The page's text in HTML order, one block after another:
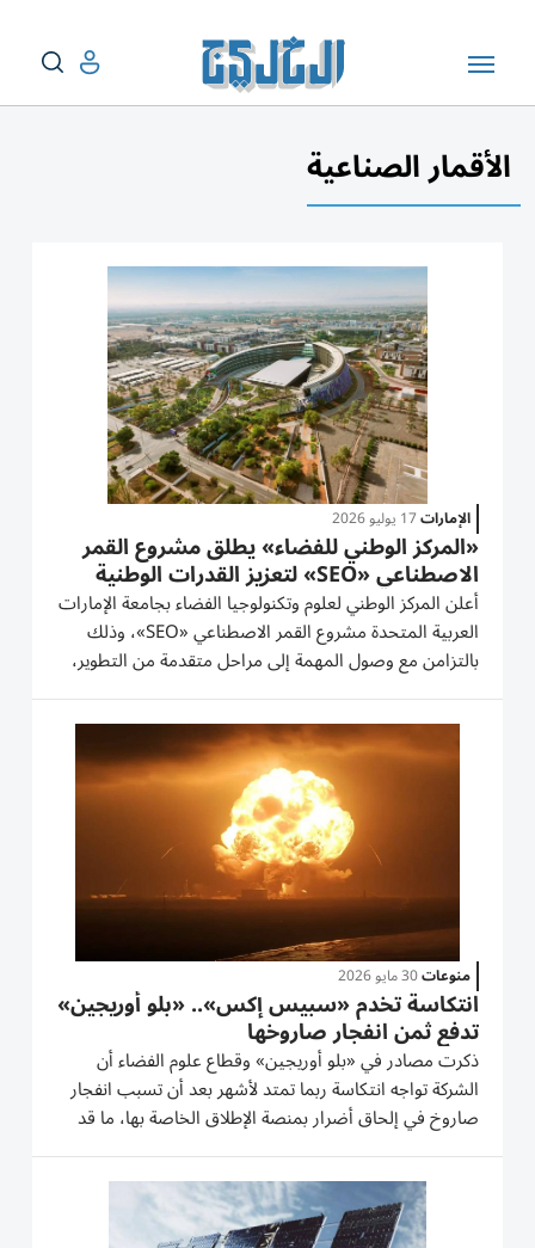
الأقمار الصناعية
الإمارات17 يوليو 2026
«المركز الوطني للفضاء» يطلق مشروع القمر
الاصطناعي «SEO» لتعزيز القدرات الوطنية
أعلن المركز الوطني لعلوم وتكنولوجيا الفضاء بجامعة الإمارات
العربية المتحدة مشروع القمر الاصطناعي «SEO»، وذلك
بالتزامن مع وصول المهمة إلى مراحل متقدمة من التطوير،
وذلك ضمن جهود المركز المستمرة لتنفيذ مشاريع فضائية
وطنية بالتعاون مع وكالة الإمارات للفضاء. وتسهم المهمة
في...
منوعات30 مايو 2026
انتكاسة تخدم «سبيس إكس».. «بلو أوريجين»
تدفع ثمن انفجار صاروخها
ذكرت مصادر في «بلو أوريجين» وقطاع علوم الفضاء أن
الشركة تواجه انتكاسة ربما تمتد لأشهر بعد أن تسبب انفجار
صاروخ في إلحاق أضرار بمنصة الإطلاق الخاصة بها، ما ‌قد
يرجئ مواعيد إطلاق أقمار أمازون الصناعية ويعزز هيمنة
شركة «سبيس إكس» في سوق ​إطلاق الأقمار التجارية.